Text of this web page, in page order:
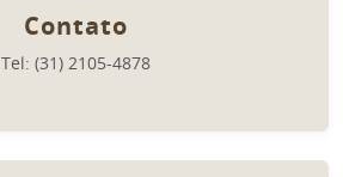
Contato
Tel: (31) 2105-4878